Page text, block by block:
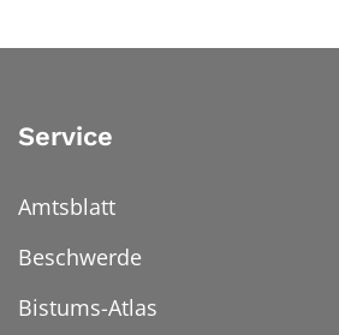
Service
Amtsblatt
Beschwerde
Bistums-Atlas